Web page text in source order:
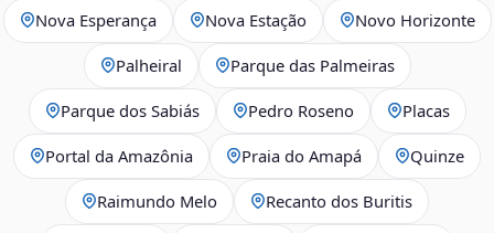
Nova Esperança Nova Estação Novo Horizonte
Palheiral Parque das Palmeiras
Parque dos Sabiás Pedro Roseno Placas
Portal da Amazônia Praia do Amapá Quinze
Raimundo Melo Recanto dos Buritis